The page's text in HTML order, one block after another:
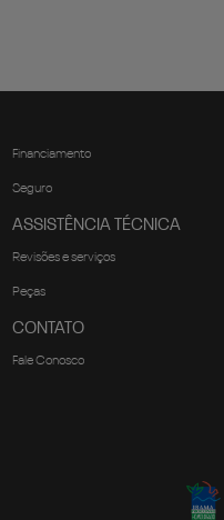
Financiamento
Seguro
ASSISTÊNCIA TÉCNICA
Revisões e serviços
Peças
CONTATO
Fale Conosco